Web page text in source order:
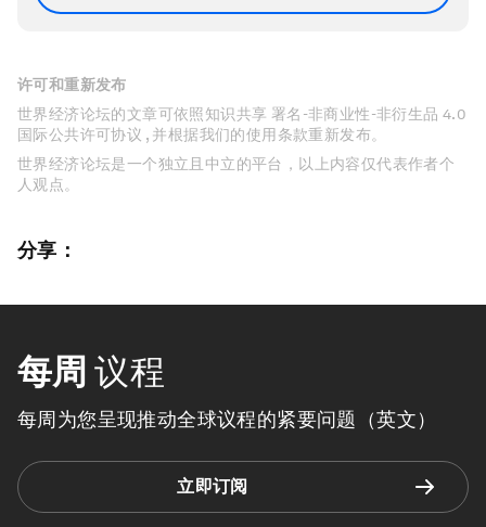
许可和重新发布
世界经济论坛的文章可依照知识共享 署名-非商业性-非衍生品 4.0
国际公共许可协议 , 并根据我们的使用条款重新发布。
世界经济论坛是一个独立且中立的平台，以上内容仅代表作者个
人观点。
分享：
每周 议程
每周为您呈现推动全球议程的紧要问题（英文）
立即订阅